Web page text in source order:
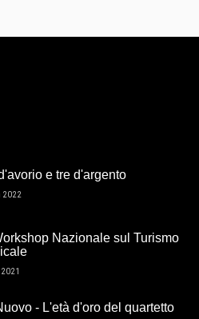
e tre d'argento
2022
Nazionale sul Turismo
- L'età d'oro del quartetto